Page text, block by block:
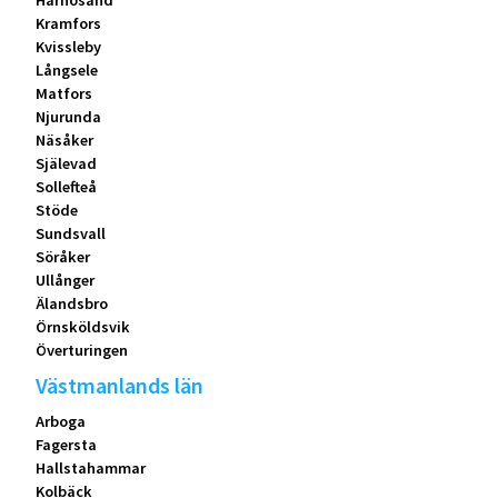
Kramfors
Kvissleby
Långsele
Matfors
Njurunda
Näsåker
Själevad
Sollefteå
Stöde
Sundsvall
Söråker
Ullånger
Älandsbro
Örnsköldsvik
Överturingen
Västmanlands län
Arboga
Fagersta
Hallstahammar
Kolbäck